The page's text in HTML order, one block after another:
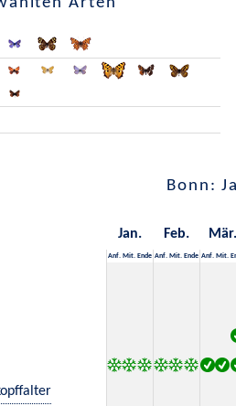
Bonn:
Jan. Feb. Mär.
Anf. Mit. Ende Anf. Mit. Ende Anf. Mit.